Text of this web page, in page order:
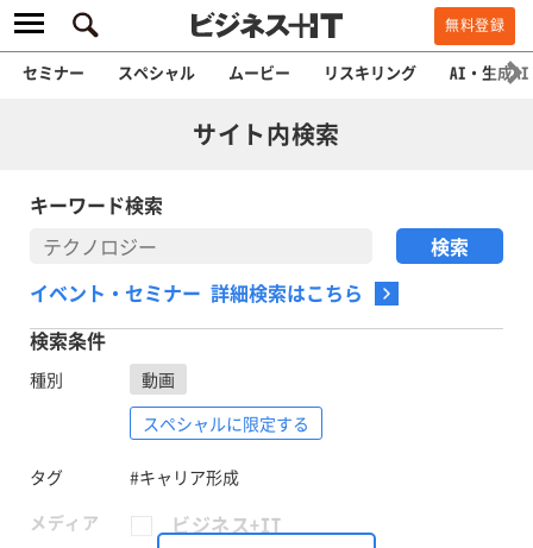
無料登録
セミナー スペシャル ムービー リスキリング AI・生成AI
サイト内検索
キーワード検索
イベント・セミナー 詳細検索はこちら
検索条件
種別
動画
スペシャルに限定する
タグ
#キャリア形成
メディア
ビジネス+IT